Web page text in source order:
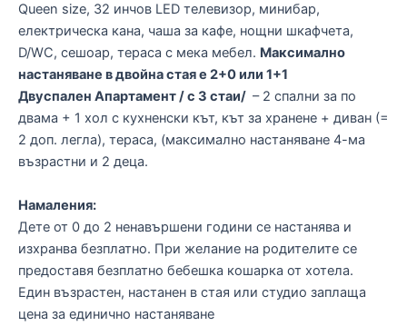
Queen size, 32 инчов LED телевизор, минибар,
електрическа кана, чаша за кафе, нощни шкафчета,
D/WC, сешоар, тераса с мека мебел. Максимално
настаняване в двойна стая е 2+0 или 1+1
Двуспален Апартамент / с 3 стаи/ – 2 спални за по
двама + 1 хол с кухненски кът, кът за хранене + диван (=
2 доп. легла), тераса, (максимално настаняване 4-ма
възрастни и 2 деца.
Намаления:
Дете от 0 до 2 ненавършени години се настанява и
изхранва безплатно. При желание на родителите се
предоставя безплатно бебешка кошарка от хотела.
Един възрастен, настанен в стая или студио заплаща
цена за единично настаняване